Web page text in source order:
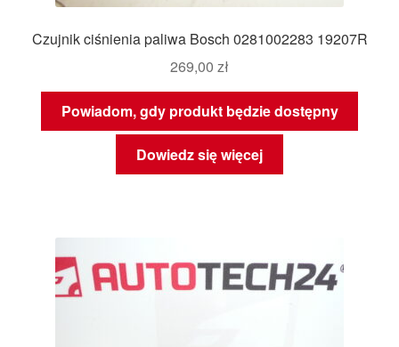
Czujnik ciśnienia paliwa Bosch 0281002283 19207R
269,00 zł
Powiadom, gdy produkt będzie dostępny
Dowiedz się więcej